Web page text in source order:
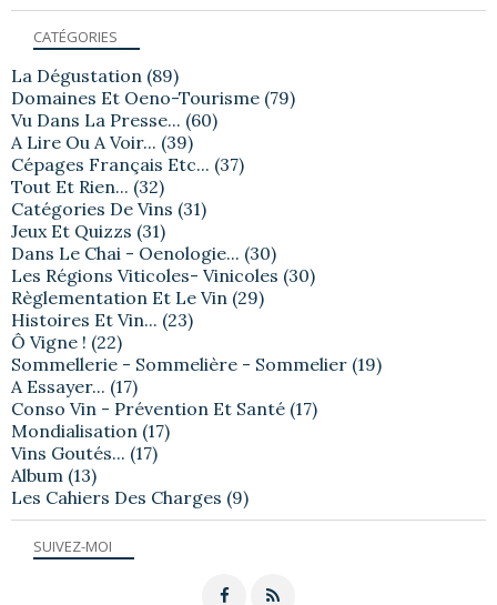
SUIVEZ-MOI
CATÉGORIES
La Dégustation (89)
Domaines Et Oeno-Tourisme (79)
Vu Dans La Presse... (60)
A Lire Ou A Voir... (39)
Cépages Français Etc... (37)
Tout Et Rien... (32)
Catégories De Vins (31)
Jeux Et Quizzs (31)
Dans Le Chai - Oenologie... (30)
Les Régions Viticoles- Vinicoles (30)
Règlementation Et Le Vin (29)
Histoires Et Vin... (23)
Ô Vigne ! (22)
Sommellerie - Sommelière - Sommelier (19)
A Essayer... (17)
Conso Vin - Prévention Et Santé (17)
Mondialisation (17)
Vins Goutés... (17)
Album (13)
Les Cahiers Des Charges (9)